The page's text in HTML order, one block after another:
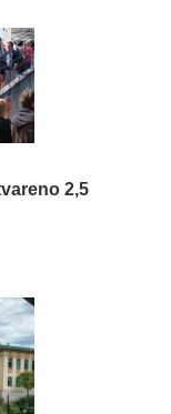
2,5